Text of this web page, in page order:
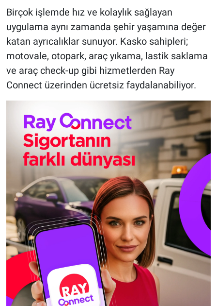
Birçok işlemde hız ve kolaylık sağlayan
uygulama aynı zamanda şehir yaşamına değer
katan ayrıcalıklar sunuyor. Kasko sahipleri;
motovale, otopark, araç yıkama, lastik saklama
ve araç check-up gibi hizmetlerden Ray
Connect üzerinden ücretsiz faydalanabiliyor.